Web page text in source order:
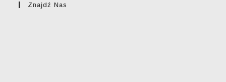
Znajdź Nas